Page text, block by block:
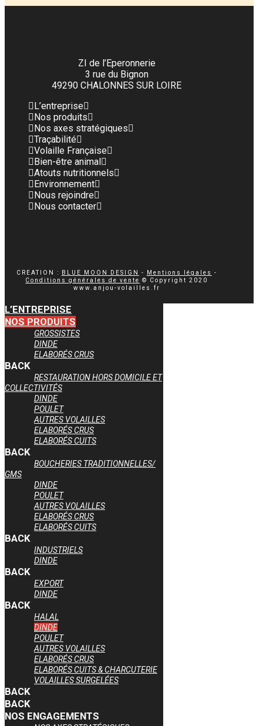
ZI de l’Eperonnerie
3 rue du Bignon
49290 CHALONNES SUR LOIRE
L’entreprise
Nos produits
Nos axes stratégiques
Traçabilité
Volaille Française
Bien-être animal
Atouts nutritionnels
Environnement
Nous rejoindre
Nous contacter
CREATION : BLUE MOON DESIGN - Mentions légales
-
Conditions générales de vente © Copyright 2020
www.anjou-volailles.fr
L’ENTREPRISE
NOS PRODUITS
GROSSISTES
DINDE
ELABORÉS CRUS
BACK
RESTAURATION HORS DOMICILE ET
COLLECTIVITÉS
DINDE
POULET
AUTRES VOLAILLES
ELABORÉS CRUS
ELABORÉS CUITS
BACK
BOUCHERIES TRADITIONNELLES/
GMS
DINDE
POULET
AUTRES VOLAILLES
ELABORÉS CRUS
ELABORÉS CUITS
BACK
INDUSTRIELS
DINDE
BACK
EXPORT
DINDE
BACK
HALAL
DINDE
POULET
AUTRES VOLAILLES
ELABORÉS CRUS
ELABORÉS CUITS & CHARCUTERIE
VOLAILLES SURGELÉES
BACK
BACK
NOS ENGAGEMENTS